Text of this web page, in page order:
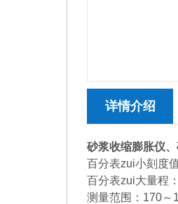
详情介绍
砂浆收缩膨胀仪
百分表zui小刻度
百分表zui大量程
测量范围：170～